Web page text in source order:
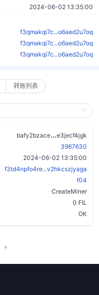
2024-06-02 13:35:00
f3qmakqi7c...o6aed2u7oq
f3qmakqi7c...o6aed2u7oq
f3qmakqi7c...o6aed2u7oq
转账列表
bafy2bzace
e3jecf4jgk
3967630
2024-06-02 13:35:00
f3td4npfo4re...v2hkcszjyaga
f04
CreateMiner
0 FIL
OK